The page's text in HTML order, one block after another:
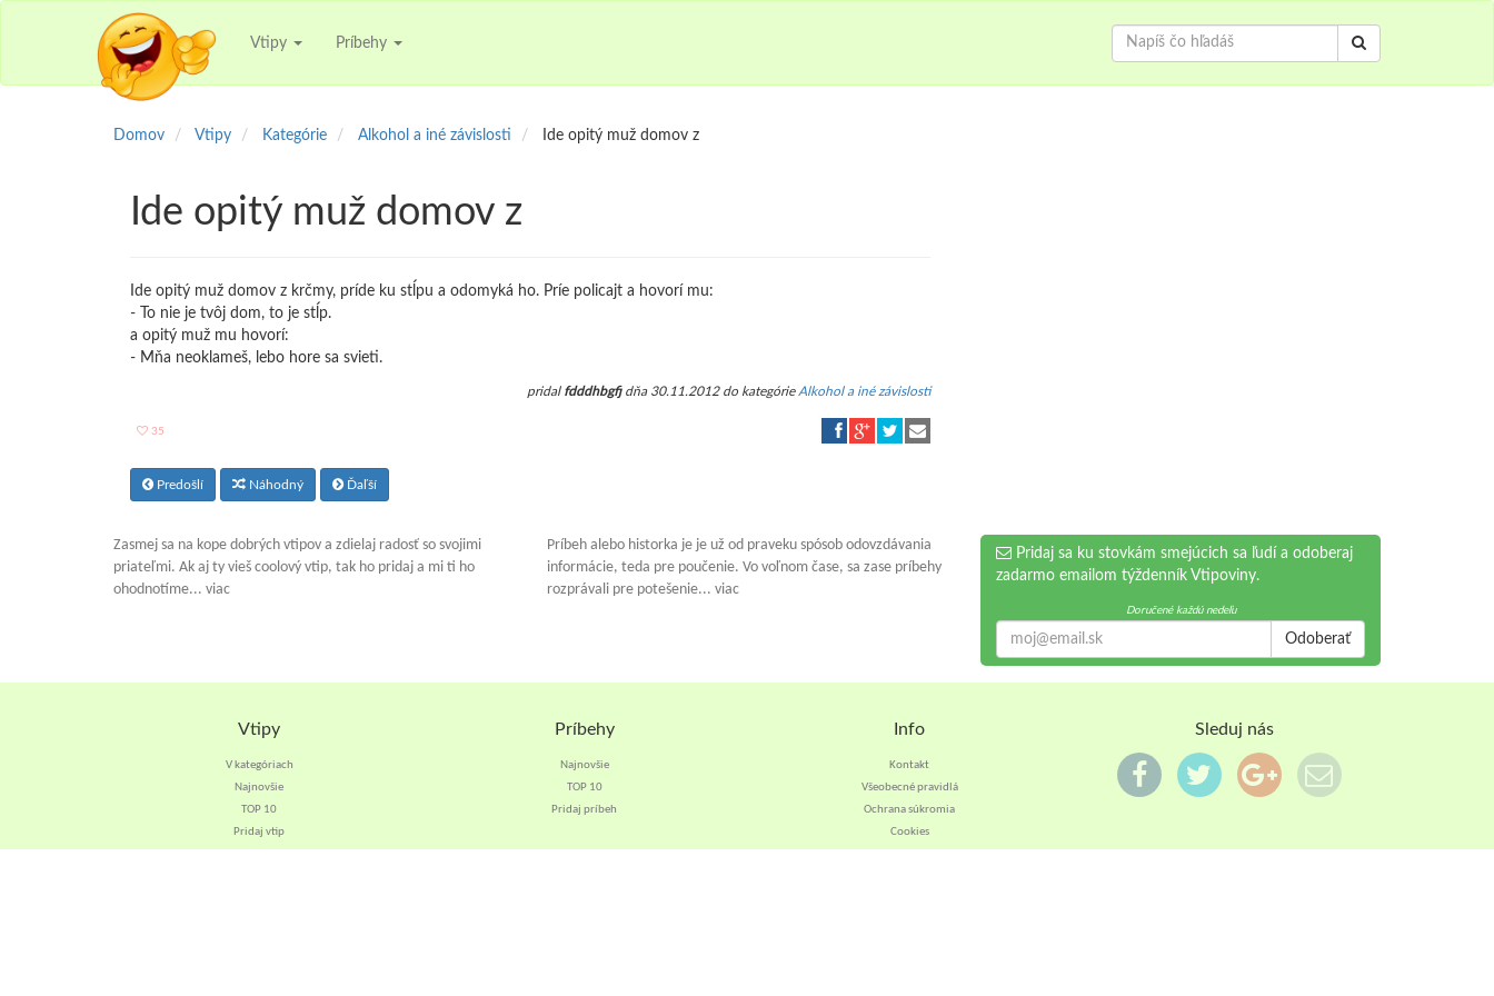
Vtipy Príbehy
Domov Vtipy Kategórie Alkohol a iné závislosti Ide opitý muž domov z
Ide opitý muž domov z
Ide opitý muž domov z krčmy, príde ku stĺpu a odomyká ho. Príe policajt a hovorí mu:
- To nie je tvôj dom, to je stĺp.
a opitý muž mu hovorí:
- Mňa neoklameš, lebo hore sa svieti.
pridal fdddhbgfjdňa 30.11.2012 do kategórie Alkohol a iné závislosti
35
Predošlí Náhodný Ďaľší
Zasmej sa na kope dobrých vtipov a zdielaj radosť so svojimi
priateľmi. Ak aj ty vieš coolový vtip, tak ho pridaj a mi ti ho
ohodnotíme... viac
Príbeh alebo historka je je už od praveku spósob odovzdávania
informácie, teda pre poučenie. Vo voľnom čase, sa zase príbehy
rozprávali pre potešenie... viac
Pridaj sa ku stovkám smejúcich sa ľudí a odoberaj
zadarmo emailom týždenník Vtipoviny.
Doručené každú nedeľu
Odoberať
Vtipy
V kategóriach
Najnovšie
TOP 10
Pridaj vtip
Príbehy
Najnovšie
TOP 10
Pridaj príbeh
Info
Kontakt
Všeobecné pravidlá
Ochrana súkromia
Cookies
Sleduj nás